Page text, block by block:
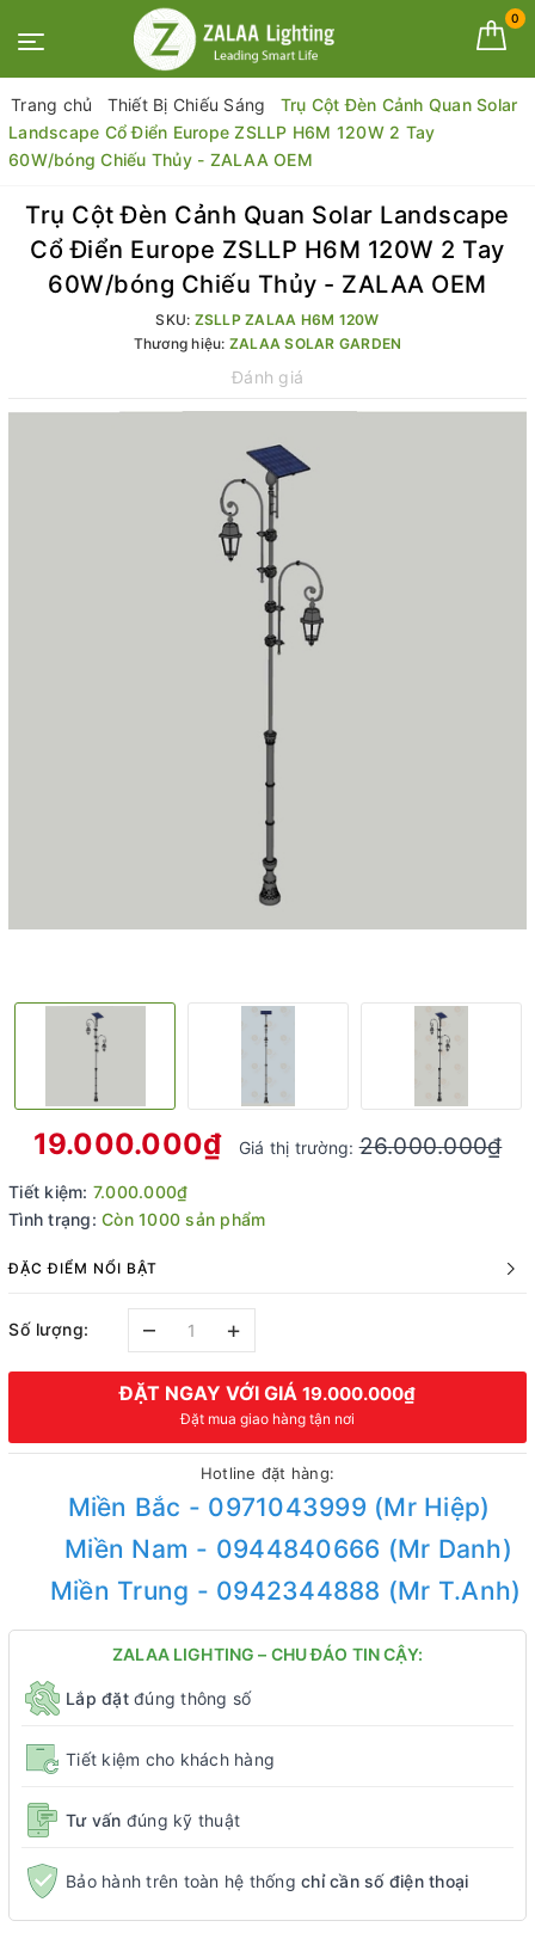
0
Trang chủ Thiết Bị Chiếu Sáng
Trụ Cột Đèn Cảnh Quan Solar
Landscape Cổ Điển Europe ZSLLP H6M 120W 2 Tay
60W/bóng Chiếu Thủy - ZALAA OEM
Trụ Cột Đèn Cảnh Quan Solar Landscape
Cổ Điển Europe ZSLLP H6M 120W 2 Tay
60W/bóng Chiếu Thủy - ZALAA OEM
SKU: ZSLLP ZALAA H6M 120W
Thương hiệu: ZALAA SOLAR GARDEN
Đánh giá
19.000.000₫ Giá thị trường:26.000.000₫
Tiết kiệm: 7.000.000₫
Tình trạng: Còn 1000 sản phẩm
ĐẶC ĐIỂM NỔI BẬT
Số lượng: – +
ĐẶT NGAY VỚI GIÁ 19.000.000₫
Đặt mua giao hàng tận nơi
Hotline đặt hàng:
Miền Bắc - 0971043999 (Mr Hiệp)
Miền Nam - 0944840666 (Mr Danh)
Miền Trung - 0942344888 (Mr T.Anh)
ZALAA LIGHTING – CHU ĐÁO TIN CẬY:
Lắp đặtđúng thông số
Tiết kiệm cho khách hàng
Tư vấn đúng kỹ thuật
Bảo hành trên toàn hệ thống chỉ cần số điện thoại